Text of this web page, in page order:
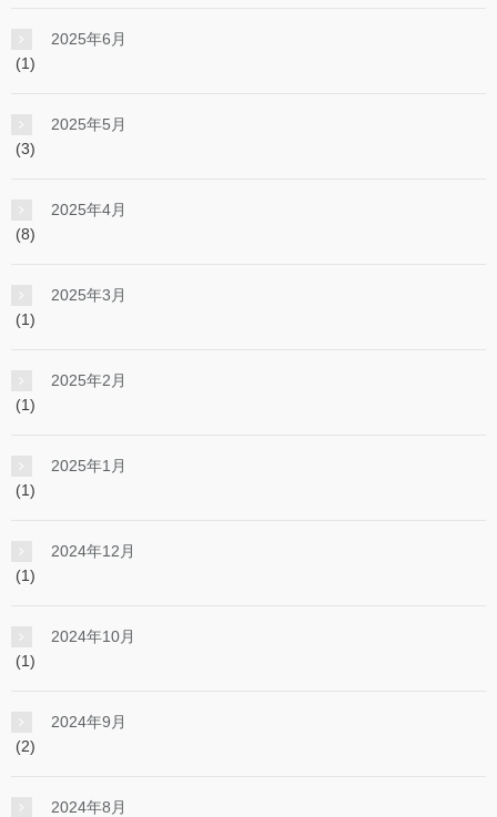
2025年6月
(1)
2025年5月
(3)
2025年4月
(8)
2025年3月
(1)
2025年2月
(1)
2025年1月
(1)
2024年12月
(1)
2024年10月
(1)
2024年9月
(2)
2024年8月